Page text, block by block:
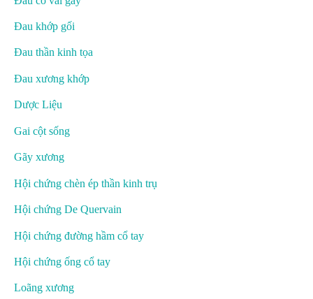
Đau khớp gối
Đau thần kinh tọa
Đau xương khớp
Dược Liệu
Gai cột sống
Gãy xương
Hội chứng chèn ép thần kinh trụ
Hội chứng De Quervain
Hội chứng đường hầm cổ tay
Hội chứng ống cổ tay
Loãng xương